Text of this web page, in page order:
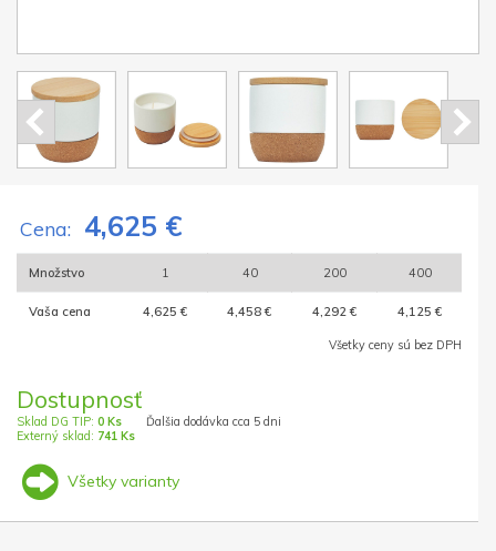
Cena: 4,625 €
Množstvo 1 40 200 400
Vaša cena 4,625 € 4,458 € 4,292 € 4,125 €
Všetky ceny sú bez DPH
Dostupnosť
Sklad DG TIP: 0 Ks
Externý sklad: 741 Ks
Ďalšia dodávka cca 5 dni
Všetky varianty